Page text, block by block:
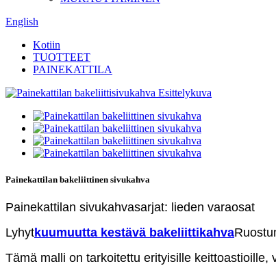
English
Kotiin
TUOTTEET
PAINEKATTILA
Painekattilan bakeliittinen sivukahva
Painekattilan sivukahvasarjat: lieden varaosat
Lyhytkuumuutta kestävä bakeliittikahva
Tämä malli on tarkoitettu erityisille